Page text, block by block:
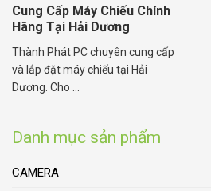
Danh mục sản phẩm
CAMERA
Cung Cấp Máy Chiếu Chính
Hãng Tại Hải Dương
Thành Phát PC chuyên cung cấp
và lắp đặt máy chiếu tại Hải
Dương. Cho ...